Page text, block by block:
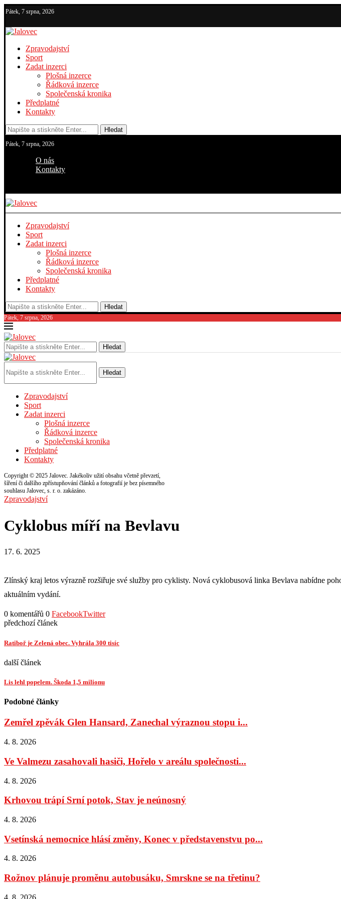
Pátek, 7 srpna, 2026
Zpravodajství
Sport
Zadat inzerci
Plošná inzerce
Řádková inzerce
Společenská kronika
Předplatné
Kontakty
Hledat
Pátek, 7 srpna, 2026
O nás
Kontakty
Zpravodajství
Sport
Zadat inzerci
Plošná inzerce
Řádková inzerce
Společenská kronika
Předplatné
Kontakty
Hledat
Pátek, 7 srpna, 2026
Hledat
Hledat
Zpravodajství
Sport
Zadat inzerci
Plošná inzerce
Řádková inzerce
Společenská kronika
Předplatné
Kontakty
Copyright © 2025 Jalovec. Jakékoliv užití obsahu včetně převzetí,
šíření či dalšího zpřístupňování článků a fotografií je bez písemného
souhlasu Jalovec, s. r. o. zakázáno.
Zpravodajství
Cyklobus míří na Bevlavu
17. 6. 2025
Zlínský kraj letos výrazně rozšiřuje své služby pro cyklisty. Nová cyklobusová linka Bevlava nabídne
aktuálním vydání.
0 komentářů 0 FacebookTwitter
předchozí článek
Ratiboř je Zelená obec. Vyhrála 300 tisíc
další článek
Lis lehl popelem. Škoda 1,5 milionu
Podobné články
Zemřel zpěvák Glen Hansard, Zanechal výraznou stopu i...
4. 8. 2026
Ve Valmezu zasahovali hasiči, Hořelo v areálu společnosti...
4. 8. 2026
Krhovou trápí Srní potok, Stav je neúnosný
4. 8. 2026
Vsetínská nemocnice hlásí změny, Konec v představenstvu po...
4. 8. 2026
Rožnov plánuje proměnu autobusáku, Smrskne se na třetinu?
4. 8. 2026